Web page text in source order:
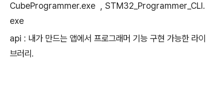
CubeProgrammer.exe , STM32_Programmer_CLI.
exe
api : 내가 만드는 앱에서 프로그래머 기능 구현 가능한 라이
브러리.